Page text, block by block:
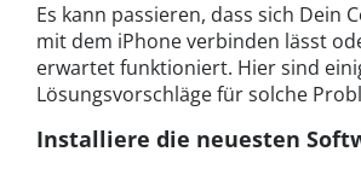
Es kann passieren, dass sich Dein
mit dem iPhone verbinden lässt
erwartet funktioniert. Hier sind
Lösungsvorschläge für solche
Installiere die neuesten